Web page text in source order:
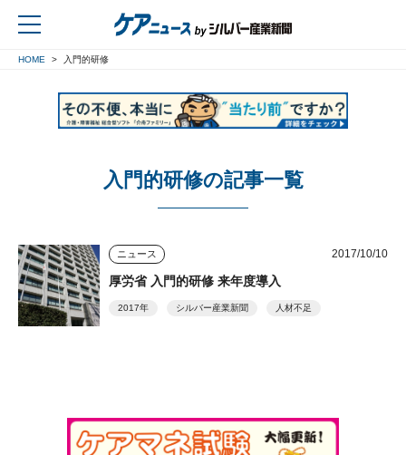
HOME 入門的研修
入門的研修の記事一覧
ニュース 2017/10/10
厚労省 入門的研修 来年度導入
2017年 シルバー産業新聞 人材不足